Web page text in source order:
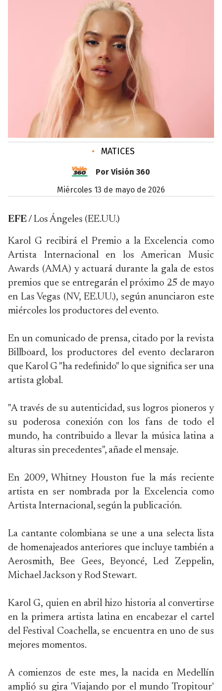
• MATICES
Por Visión 360
miércoles 13 de mayo de 2026
EFE / Los Ángeles (EE.UU.)
Karol G recibirá el Premio a la Excelencia como
Artista Internacional en los American Music
Awards (AMA) y actuará durante la gala de estos
premios que se entregarán el próximo 25 de mayo
en Las Vegas (NV, EE.UU.), según anunciaron este
miércoles los productores del evento.
En un comunicado de prensa, citado por la revista
Billboard, los productores del evento declararon
que Karol G "ha redefinido" lo que significa ser una
artista global.
"A través de su autenticidad, sus logros pioneros y
su poderosa conexión con los fans de todo el
mundo, ha contribuido a llevar la música latina a
alturas sin precedentes", añade el mensaje.
En 2009, Whitney Houston fue la más reciente
artista en ser nombrada por la Excelencia como
Artista Internacional, según la publicación.
La cantante colombiana se une a una selecta lista
de homenajeados anteriores que incluye también a
Aerosmith, Bee Gees, Beyoncé, Led Zeppelin,
Michael Jackson y Rod Stewart.
Karol G, quien en abril hizo historia al convertirse
en la primera artista latina en encabezar el cartel
del Festival Coachella, se encuentra en uno de sus
mejores momentos.
A comienzos de este mes, la nacida en Medellín
amplió su gira 'Viajando por el mundo Tropitour'